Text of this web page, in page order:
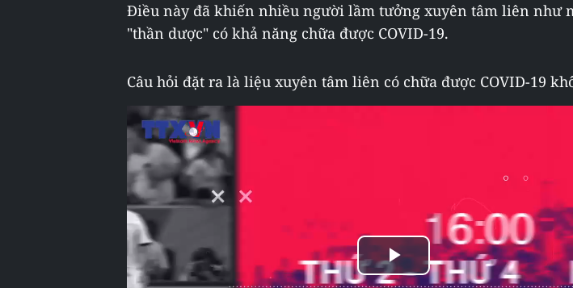
Điều này đã khiến nhiều người lầm tưởng xuyên tâm liên như
"thần dược" có khả năng chữa được COVID-19.
Câu hỏi đặt ra là liệu xuyên tâm liên có chữa được COVID-19
Play